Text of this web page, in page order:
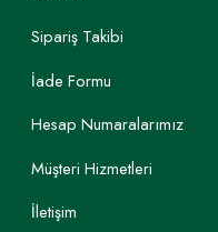
Sipariş Takibi
İade Formu
Hesap Numaralarımız
Müşteri Hizmetleri
İletişim